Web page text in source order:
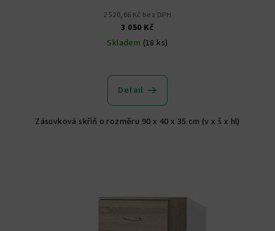
2 520,66 Kč bez DPH
3 050 Kč
Skladem (18 ks)
Detail
Zásuvková skříň o rozměru 90 x 40 x 35 cm (v x š x hl)